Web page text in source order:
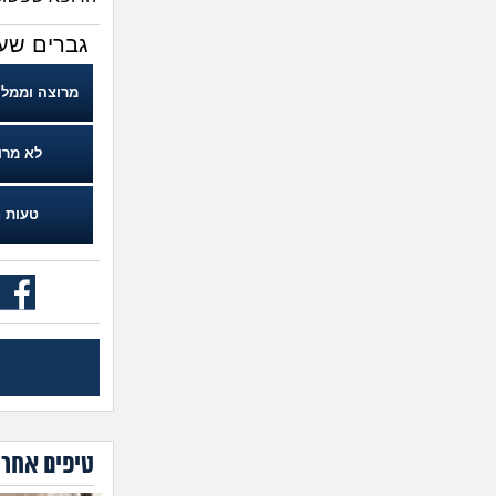
גברים
מרוצה
לא
טעות
טיפים